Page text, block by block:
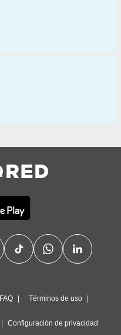
FAQ Términos de uso
Configuración de privacidad